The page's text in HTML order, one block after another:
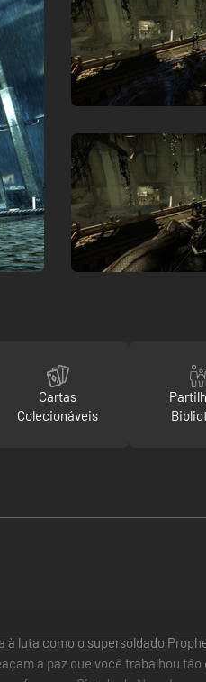
Cartas
Colecionáveis
luta como o supersoldado
a paz que você trabalhou